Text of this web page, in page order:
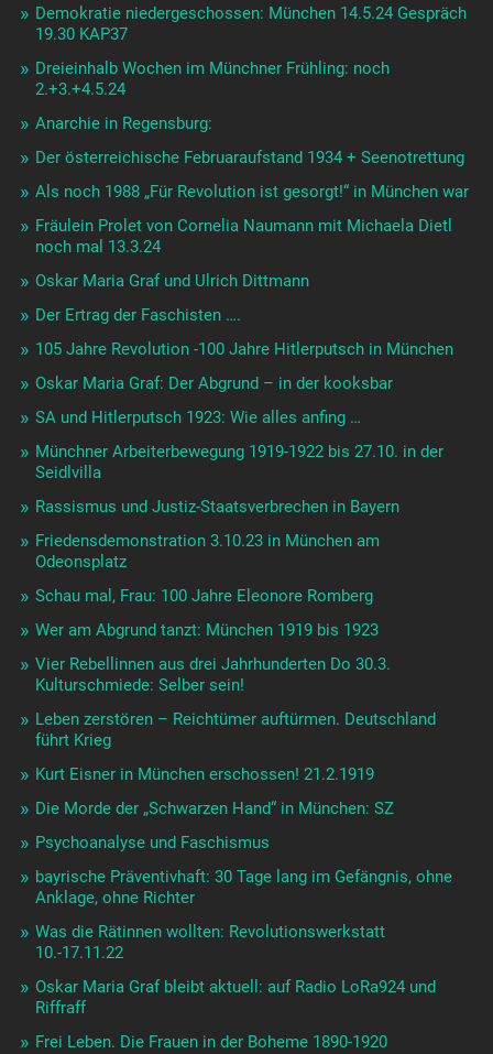
Demokratie niedergeschossen: München 14.5.24 Gespräch
19.30 KAP37
Dreieinhalb Wochen im Münchner Frühling: noch
2.+3.+4.5.24
Anarchie in Regensburg:
Der österreichische Februaraufstand 1934 + Seenotrettung
Als noch 1988 „Für Revolution ist gesorgt!“ in München war
Fräulein Prolet von Cornelia Naumann mit Michaela Dietl
noch mal 13.3.24
Oskar Maria Graf und Ulrich Dittmann
Der Ertrag der Faschisten ….
105 Jahre Revolution -100 Jahre Hitlerputsch in München
Oskar Maria Graf: Der Abgrund – in der kooksbar
SA und Hitlerputsch 1923: Wie alles anfing …
Münchner Arbeiterbewegung 1919-1922 bis 27.10. in der
Seidlvilla
Rassismus und Justiz-Staatsverbrechen in Bayern
Friedensdemonstration 3.10.23 in München am
Odeonsplatz
Schau mal, Frau: 100 Jahre Eleonore Romberg
Wer am Abgrund tanzt: München 1919 bis 1923
Vier Rebellinnen aus drei Jahrhunderten Do 30.3.
Kulturschmiede: Selber sein!
Leben zerstören – Reichtümer auftürmen. Deutschland
führt Krieg
Kurt Eisner in München erschossen! 21.2.1919
Die Morde der „Schwarzen Hand“ in München: SZ
Psychoanalyse und Faschismus
bayrische Präventivhaft: 30 Tage lang im Gefängnis, ohne
Anklage, ohne Richter
Was die Rätinnen wollten: Revolutionswerkstatt
10.-17.11.22
Oskar Maria Graf bleibt aktuell: auf Radio LoRa924 und
Riffraff
Frei Leben. Die Frauen in der Boheme 1890-1920